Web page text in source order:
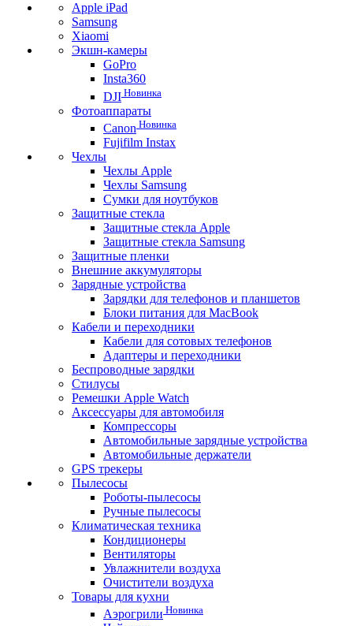
Apple iPad
Samsung
Xiaomi
Экшн-камеры
GoPro
Insta360
DJI Новинка
Фотоаппараты
Canon Новинка
Fujifilm Instax
Чехлы
Чехлы Apple
Чехлы Samsung
Сумки для ноутбуков
Защитные стекла
Защитные стекла Apple
Защитные стекла Samsung
Защитные пленки
Внешние аккумуляторы
Зарядные устройства
Зарядки для телефонов и планшетов
Блоки питания для MacBook
Кабели и переходники
Кабели для сотовых телефонов
Адаптеры и переходники
Беспроводные зарядки
Стилусы
Ремешки Apple Watch
Аксессуары для автомобиля
Компрессоры
Автомобильные зарядные устройства
Автомобильные держатели
GPS трекеры
Пылесосы
Роботы-пылесосы
Ручные пылесосы
Климатическая техника
Кондиционеры
Вентиляторы
Увлажнители воздуха
Очистители воздуха
Товары для кухни
Аэрогрили Новинка